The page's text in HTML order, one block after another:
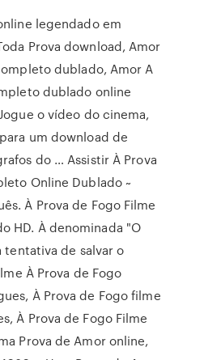
legendado em
Prova download, Amor
dublado, Amor A
dublado online
o vídeo do cinema,
um download de
do … Assistir À Prova
Online Dublado ~
À Prova de Fogo Filme
HD. À denominada "O
tentativa de salvar o
À Prova de Fogo
À Prova de Fogo filme
À Prova de Fogo Filme
Prova de Amor online,